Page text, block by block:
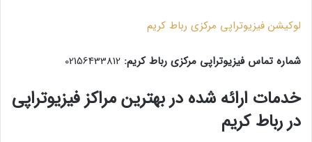
لوکیشن فیزیوتراپی مرکزی رباط کریم
شماره تماس فیزیوتراپی مرکزی رباط کریم:
خدمات ارائه شده در بهترین مراکز فیزیوتراپی
در رباط کریم